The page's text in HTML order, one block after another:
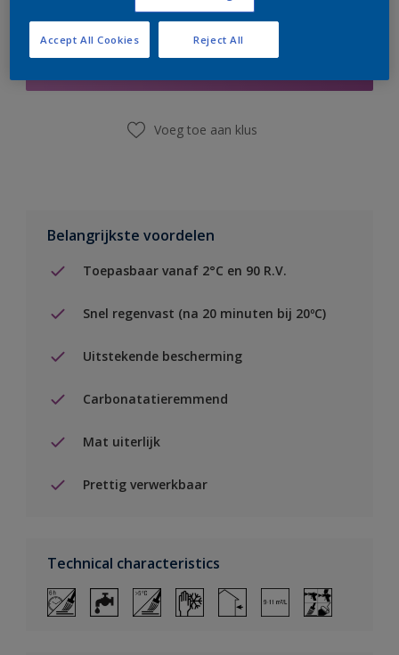
Boodschappenlijst
Voeg toe aan klus
Belangrijkste voordelen
Toepasbaar vanaf 2°C en 90 R.V.
Snel regenvast (na 20 minuten bij 20ºC)
Uitstekende bescherming
Carbonatatieremmend
Mat uiterlijk
Prettig verwerkbaar
Technical characteristics
Reject All
Accept All Cookies